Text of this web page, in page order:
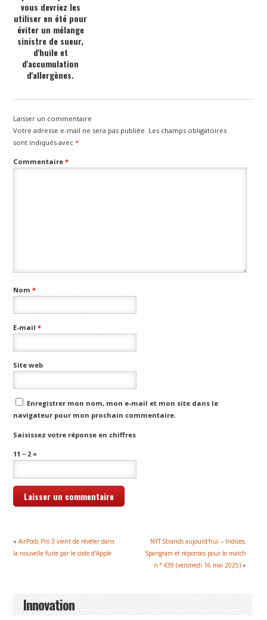
vous devriez les
utiliser en été pour
éviter un mélange
sinistre de sueur,
d'huile et
d'accumulation
d'allergènes.
Laisser un commentaire
Votre adresse e-mail ne sera pas publiée. Les champs obligatoires
sont indiqués avec*
Commentaire*
Nom*
E-mail*
Site web
Enregistrer mon nom, mon e-mail et mon site dans le
navigateur pour mon prochain commentaire.
Saisissez votre réponse en chiffres
11 − 2 =
«AirPods Pro 3 vient de révéler dans
la nouvelle fuite par le code d'Apple
NYT Strands aujourd'hui – Indices,
Spangram et réponses pour le match
n ° 439 (vendredi 16 mai 2025) »
Innovation